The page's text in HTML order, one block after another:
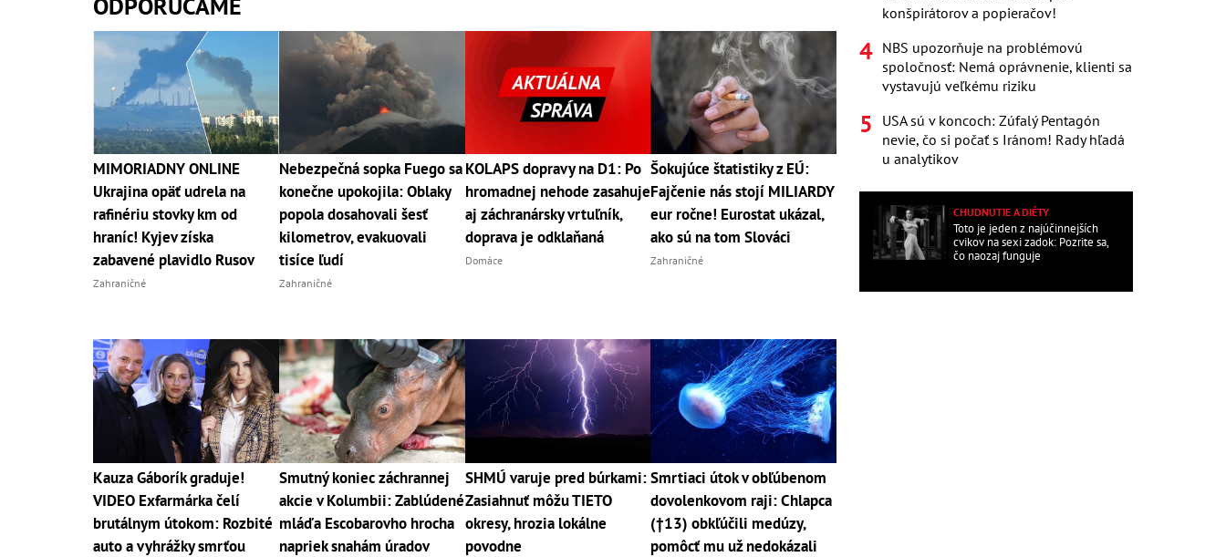
MIMORIADNY ONLINE
Ukrajina opäť udrela na
rafinériu stovky km od
hraníc! Kyjev získa
zabavené plavidlo Rusov
Zahraničné
Nebezpečná sopka Fuego sa
konečne upokojila: Oblaky
popola dosahovali šesť
kilometrov, evakuovali
tisíce ľudí
Zahraničné
KOLAPS dopravy na D1: Po
hromadnej nehode zasahuje
aj záchranársky vrtuľník,
doprava je odklaňaná
Domáce
Šokujúce štatistiky z EÚ:
Fajčenie nás stojí MILIARDY
eur ročne! Eurostat ukázal,
ako sú na tom Slováci
Zahraničné
Kauza Gáborík graduje!
VIDEO Exfarmárka čelí
brutálnym útokom: Rozbité
auto a vyhrážky smrťou
Smutný koniec záchrannej
akcie v Kolumbii: Zablúdené
mláďa Escobarovho hrocha
napriek snahám úradov
SHMÚ varuje pred búrkami:
Zasiahnuť môžu TIETO
okresy, hrozia lokálne
povodne
Smrtiaci útok v obľúbenom
dovolenkovom raji: Chlapca
(†13) obkľúčili medúzy,
pomôcť mu už nedokázali
konšpirátorov a popieračov!
NBS upozorňuje na problémovú
spoločnosť: Nemá oprávnenie, klienti sa
vystavujú veľkému riziku
USA sú v koncoch: Zúfalý Pentagón
nevie, čo si počať s Iránom! Rady hľadá
u analytikov
CHUDNUTIE A DIÉTY
Toto je jeden z najúčinnejších
cvikov na sexi zadok: Pozrite sa,
čo naozaj funguje